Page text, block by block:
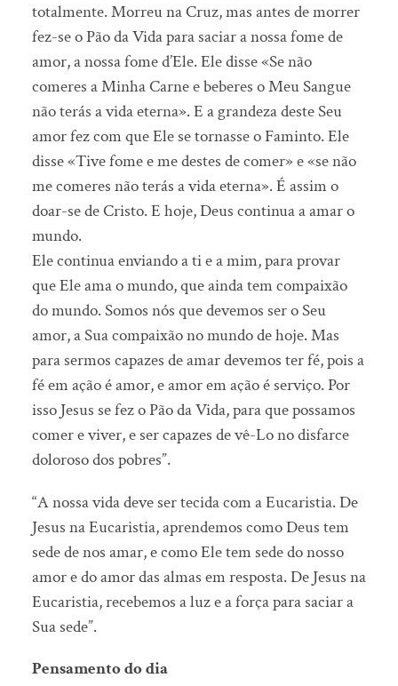
totalmente. Morreu na Cruz, mas antes de morrer
fez-se o Pão da Vida para saciar a nossa fome de
amor, a nossa fome d’Ele. Ele disse «Se não
comeres a Minha Carne e beberes o Meu Sangue
não terás a vida eterna». E a grandeza deste Seu
amor fez com que Ele se tornasse o Faminto. Ele
disse «Tive fome e me destes de comer» e «se não
me comeres não terás a vida eterna». É assim o
doar-se de Cristo. E hoje, Deus continua a amar o
mundo.
Ele continua enviando a ti e a mim, para provar
que Ele ama o mundo, que ainda tem compaixão
do mundo. Somos nós que devemos ser o Seu
amor, a Sua compaixão no mundo de hoje. Mas
para sermos capazes de amar devemos ter fé, pois a
fé em ação é amor, e amor em ação é serviço. Por
isso Jesus se fez o Pão da Vida, para que possamos
comer e viver, e ser capazes de vê-Lo no disfarce
doloroso dos pobres”.
“A nossa vida deve ser tecida com a Eucaristia. De
Jesus na Eucaristia, aprendemos como Deus tem
sede de nos amar, e como Ele tem sede do nosso
amor e do amor das almas em resposta. De Jesus na
Eucaristia, recebemos a luz e a força para saciar a
Sua sede”.
Pensamento do dia